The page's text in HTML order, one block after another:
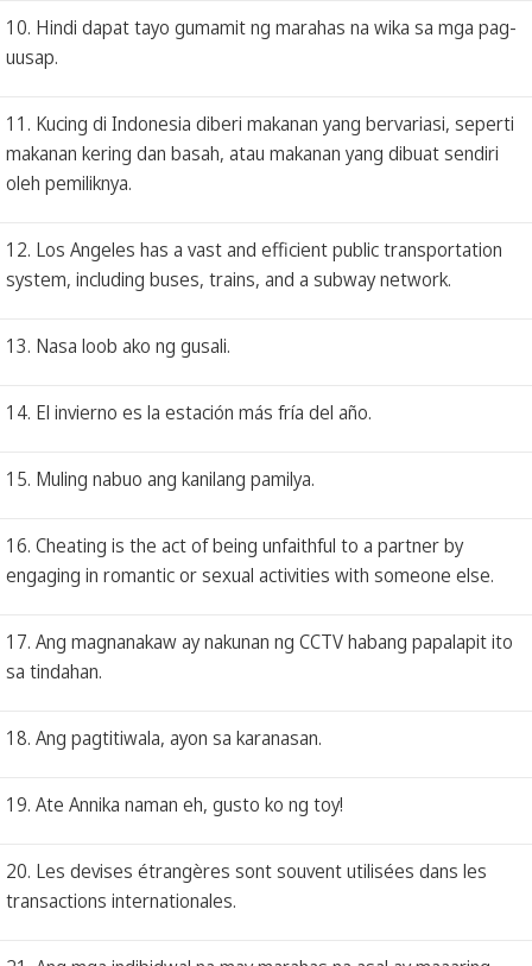
10. Hindi dapat tayo gumamit ng marahas na wika sa mga pag-
uusap.
11. Kucing di Indonesia diberi makanan yang bervariasi, seperti
makanan kering dan basah, atau makanan yang dibuat sendiri
oleh pemiliknya.
12. Los Angeles has a vast and efficient public transportation
system, including buses, trains, and a subway network.
13. Nasa loob ako ng gusali.
14. El invierno es la estación más fría del año.
15. Muling nabuo ang kanilang pamilya.
16. Cheating is the act of being unfaithful to a partner by
engaging in romantic or sexual activities with someone else.
17. Ang magnanakaw ay nakunan ng CCTV habang papalapit ito
sa tindahan.
18. Ang pagtitiwala, ayon sa karanasan.
19. Ate Annika naman eh, gusto ko ng toy!
20. Les devises étrangères sont souvent utilisées dans les
transactions internationales.